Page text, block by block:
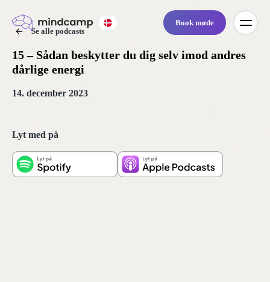
Book møde
Se alle podcasts
15 – Sådan beskytter du dig selv imod andres
dårlige energi
14. december 2023
Lyt med på